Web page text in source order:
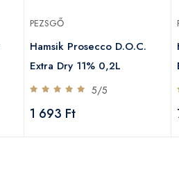
PEZSGŐ
Hamsik Prosecco D.O.C.
Extra Dry 11% 0,2L
5/5
1 693 Ft